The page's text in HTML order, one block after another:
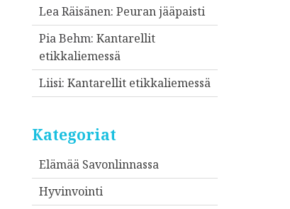
Lea Räisänen: Peuran jääpaisti
Pia Behm: Kantarellit
etikkaliemessä
Liisi: Kantarellit etikkaliemessä
Kategoriat
Elämää Savonlinnassa
Hyvinvointi